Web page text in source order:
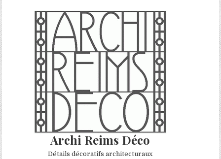
Skip to content
Archi Reims Déco
Détails décoratifs architecturaux